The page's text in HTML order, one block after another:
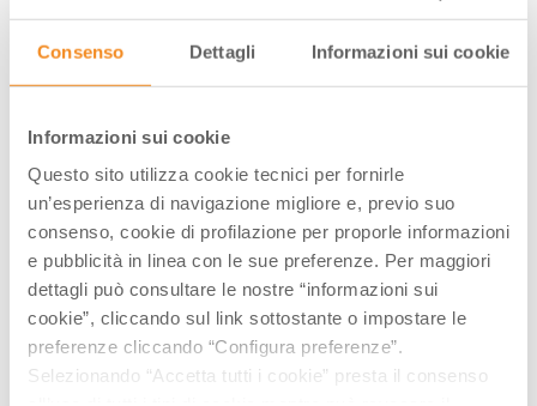
Consenso Dettagli Informazioni sui cookie
Informazioni sui cookie
Questo sito utilizza cookie tecnici per fornirle
un’esperienza di navigazione migliore e, previo suo
consenso, cookie di profilazione per proporle informazioni
e pubblicità in linea con le sue preferenze. Per maggiori
dettagli può consultare le nostre “informazioni sui
cookie”, cliccando sul link sottostante o impostare le
preferenze cliccando “Configura preferenze”.
Selezionando “Accetta tutti i cookie” presta il consenso
(RE)
A PARTIRE DA 6.00 €
GIORNI & ORARI
Luglio-2024